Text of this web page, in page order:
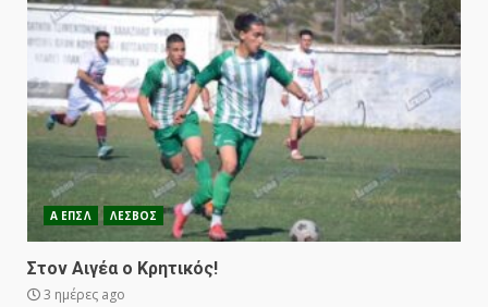
Α ΕΠΣΛ ΛΕΣΒΟΣ
Στον Αιγέα ο Κρητικός!
3 ημέρες ago